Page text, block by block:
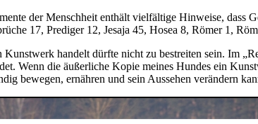
der Menschheit enthält vielfältige Hinweise, dass
17, Prediger 12, Jesaja 45, Hosea 8, Römer 1,
handelt dürfte nicht zu bestreiten sein. Im
Wenn die äußerliche Kopie meines Hundes ein
bewegen, ernähren und sein Aussehen verändern